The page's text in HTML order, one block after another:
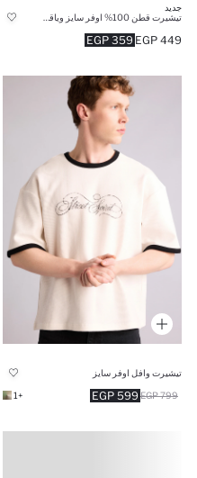
جديد
359 EGP 449 EGP
تيشيرت وافل اوفر سايز
599 EGP 799 EGP
+1